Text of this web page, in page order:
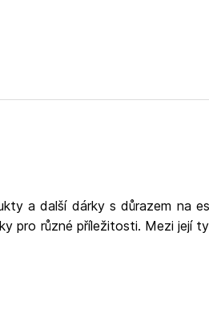
a další dárky s důrazem na
pro různé příležitosti. Mezi její